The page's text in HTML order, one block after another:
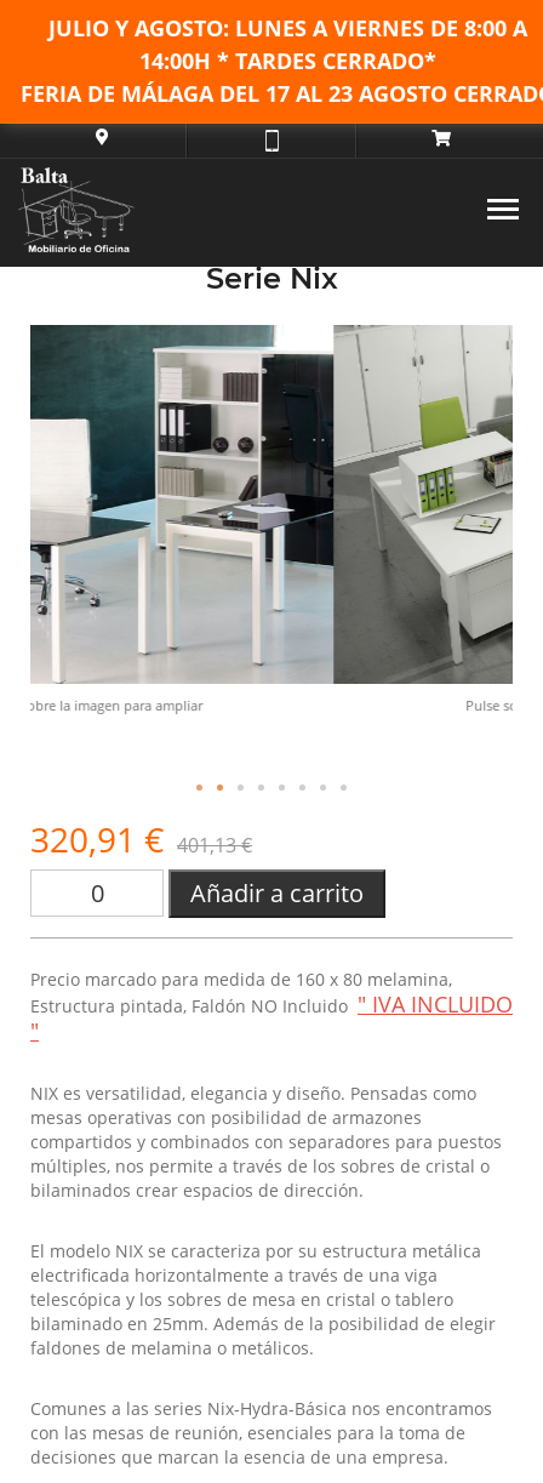
JULIO Y AGOSTO: LUNES A VIERNES DE 8:00 A
14:00H * TARDES CERRADO*
FERIA DE MÁLAGA DEL 17 AL 23 AGOSTO
Serie Nix
Pulse sobre la imagen para ampliar
320,91 € 401,13 €
Añadir a carrito
Precio marcado para medida de 160 x 80 melamina,
Estructura pintada, Faldón NO Incluido " IVA INCLUIDO
"
NIX es versatilidad, elegancia y diseño. Pensadas como
mesas operativas con posibilidad de armazones
compartidos y combinados con separadores para puestos
múltiples, nos permite a través de los sobres de cristal o
bilaminados crear espacios de dirección.
El modelo NIX se caracteriza por su estructura metálica
electrificada horizontalmente a través de una viga
telescópica y los sobres de mesa en cristal o tablero
bilaminado en 25mm. Además de la posibilidad de elegir
faldones de melamina o metálicos.
Comunes a las series Nix-Hydra-Básica nos encontramos
con las mesas de reunión, esenciales para la toma de
decisiones que marcan la esencia de una empresa.